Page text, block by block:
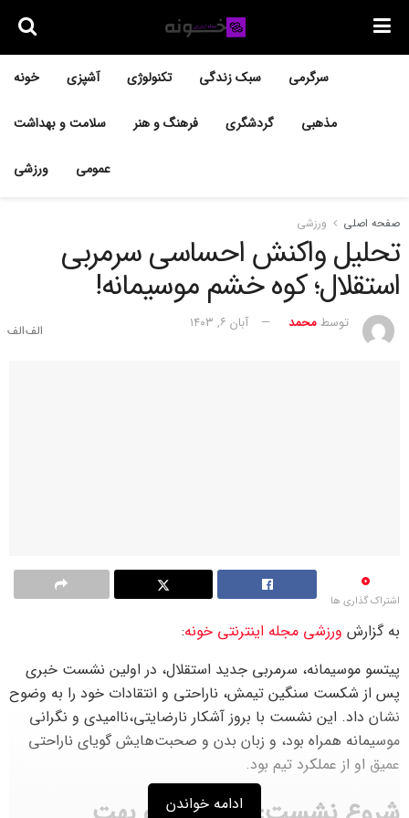
خونه آشپزی تکنولوژی سبک زندگی سرگرمی
سلامت و بهداشت فرهنگ و هنر گردشگری مذهبی
ورزشی عمومی
صفحه اصلی ورزشی
تحلیل واکنش احساسی سرمربی
استقلال؛ کوه خشم موسیمانه!
توسطمحمد آبان ۶, ۱۴۰۳
0
اشتراک گذاری ها
به گزارش ورزشی مجله اینترنتی خونه:
پیتسو موسیمانه، سرمربی جدید استقلال، در اولین نشست خبری
پس از شکست سنگین تیمش، ناراحتی و انتقادات خود را به وضوح
نشان داد. این نشست با بروز آشکار نارضایتی،ناامیدی و نگرانی
موسیمانه همراه بود، و زبان بدن و صحبت‌هایش گویای ناراحتی
عمیق او از عملکرد تیم بود.
ادامه خواندن